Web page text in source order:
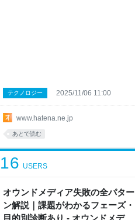
www.hatena.ne.jp
テクノロジー 2025/11/06 11:00
あとで読む
オウンドメディア失敗の全パター
ン解説｜課題がわかるフェーズ・
目的別診断あり - オウンドメディ
16 USERS